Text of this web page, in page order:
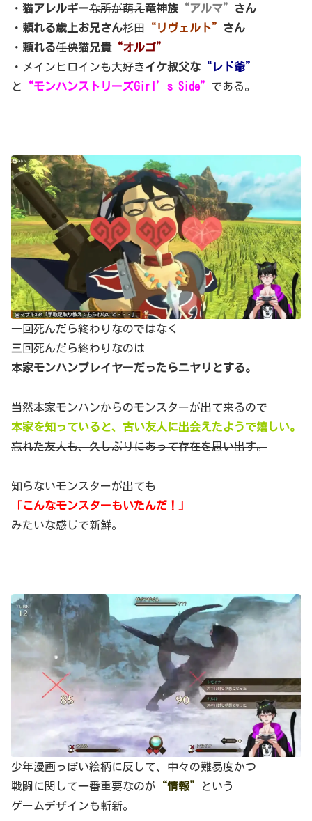
・ 猫アレルギーな所が萌え竜神族 “アルマ”
さん
・ 頼れる歳上お兄さん杉田 “リヴェルト”
さん
・ 頼れる任侠猫兄貴“オルゴ”
・ メインヒロインも大好きイケ叔父な “レド爺”
と
“モンハンストリーズGirl’s Side” である。
一回死んだら終わりなのではなく
三回死んだら終わりなのは
本家モンハンプレイヤーだったらニヤリとする。
当然本家モンハンからのモンスターが出て来るので
本家を知っていると、古い友人に出会えたようで嬉しい。
忘れた友人も、久しぶりにあって存在を思い出す。
知らないモンスターが出ても
「こんなモンスターもいたんだ！」
みたいな感じで新鮮。
少年漫画っぽい絵柄に反して、中々の難易度かつ
戦闘に関して一番重要なのが “情報”
という
ゲームデザインも斬新。